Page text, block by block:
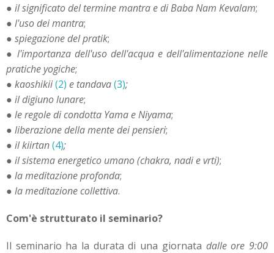
● il significato del termine mantra e di Baba Nam Kevalam;
● l'uso dei mantra;
● spiegazione del pratik;
● l'importanza dell'uso dell'acqua e dell'alimentazione nelle
pratiche yogiche;
● kaoshikii(2) e tandava(3);
● il digiuno lunare;
● le regole di condotta Yama e Niyama;
● liberazione della mente dei pensieri;
● ilkiirtan(4);
● il sistema energetico umano (chakra, nadi e vrti);
● la meditazione profonda;
● la meditazione collettiva.
Com'è strutturato il seminario?
Il seminario ha la durata di una giornata dalle ore 9:00